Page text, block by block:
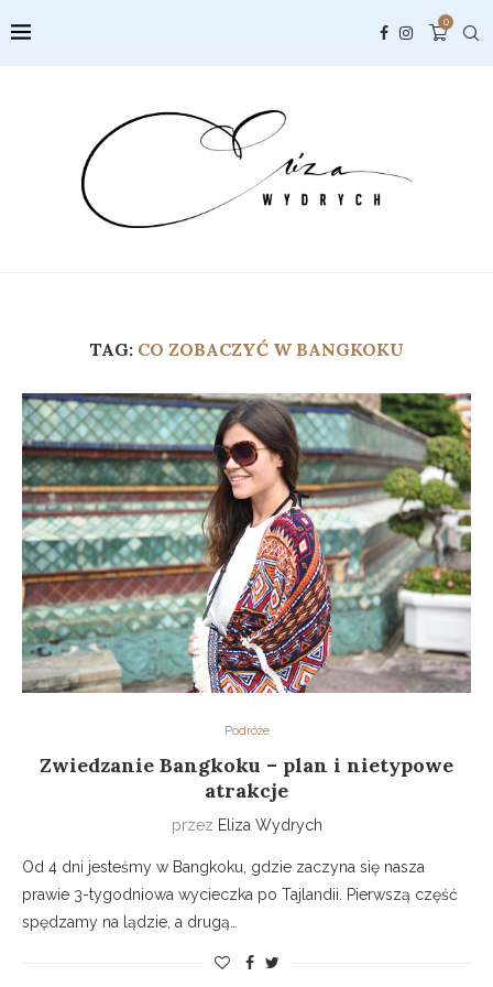
0
TAG: CO ZOBACZYĆ W BANGKOKU
Podróże
Zwiedzanie Bangkoku – plan i nietypowe
atrakcje
przez Eliza Wydrych
Od 4 dni jesteśmy w Bangkoku, gdzie zaczyna się nasza
prawie 3-tygodniowa wycieczka po Tajlandii. Pierwszą część
spędzamy na lądzie, a drugą…